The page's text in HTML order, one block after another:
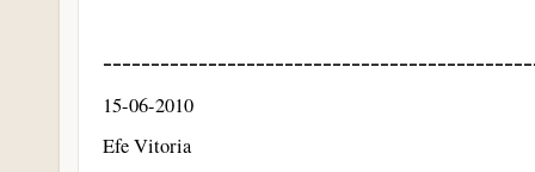
15-06-2010
Efe Vitoria